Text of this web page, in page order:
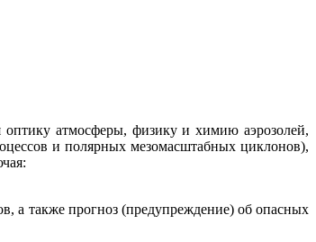
оптику атмосферы, физику и химию аэрозолей,
и полярных мезомасштабных циклонов),
а также прогноз (предупреждение) об опасных